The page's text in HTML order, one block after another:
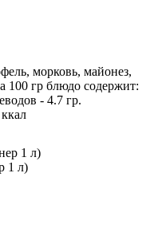
морковь, майонез,
100 гр блюдо содержит:
- 4.7 гр.
1 л)